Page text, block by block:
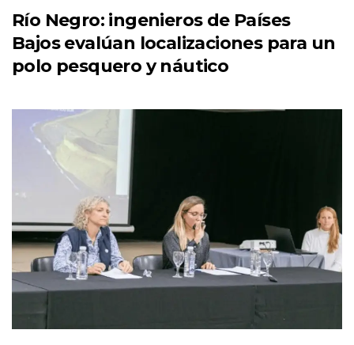
Río Negro: ingenieros de Países
Bajos evalúan localizaciones para un
polo pesquero y náutico